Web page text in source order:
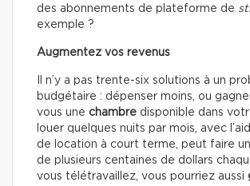
des abonnements de plateforme de
exemple ?
Augmentez vos revenus
Il n’y a pas trente-six solutions à un
budgétaire : dépenser moins, ou
vous une chambre disponible dans
louer quelques nuits par mois, avec
de location à court terme, peut faire
de plusieurs centaines de dollars
vous télétravaillez, vous pourriez aussi